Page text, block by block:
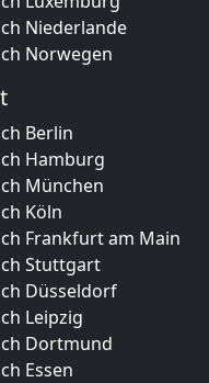
Niederlande
Norwegen
Berlin
Hamburg
München
Köln
Frankfurt am Main
Stuttgart
Düsseldorf
Leipzig
Dortmund
Essen